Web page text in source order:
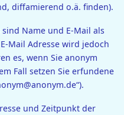
diffamierend o.ä. finden).
Name und E-Mail als
Mail Adresse wird jedoch
es, wenn Sie anonym
Fall setzen Sie erfundene
und Zeitpunkt der